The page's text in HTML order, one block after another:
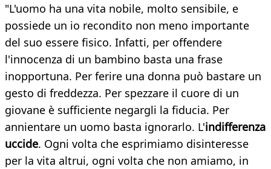
"L'uomo ha una vita nobile, molto sensibile, e
possiede un io recondito non meno importante
del suo essere fisico. Infatti, per offendere
l'innocenza di un bambino basta una frase
inopportuna. Per ferire una donna può bastare un
gesto di freddezza. Per spezzare il cuore di un
giovane è sufficiente negargli la fiducia. Per
annientare un uomo basta ignorarlo. L'indifferenza
uccide. Ogni volta che esprimiamo disinteresse
per la vita altrui, ogni volta che non amiamo, in